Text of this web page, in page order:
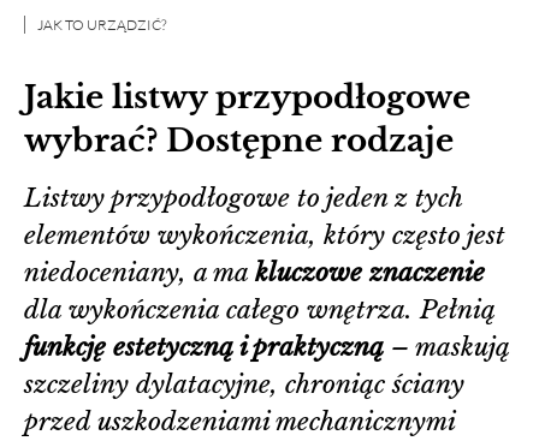
Jakie listwy przypodłogowe
wybrać? Dostępne rodzaje
JAK TO URZĄDZIĆ?
Listwy przypodłogowe to jeden z tych
elementów wykończenia, który często jest
niedoceniany, a ma kluczowe znaczenie
dla wykończenia całego wnętrza. Pełnią
funkcję estetyczną i praktyczną – maskują
szczeliny dylatacyjne, chroniąc ściany
przed uszkodzeniami mechanicznymi